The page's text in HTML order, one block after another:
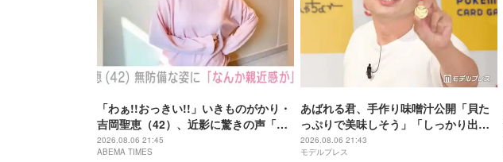
「わぁ!!おっきい!!」いきものがかり・
吉岡聖恵（42）、近影に驚きの声「な
にこれ…大好き」「なんか親近感が」
2026.08.06 21:45
ABEMA TIMES
あばれる君、手作り味噌汁公開「貝た
っぷりで美味しそう」「しっかり出汁
が出てそう」の声
2026.08.06 21:43
モデルプレス